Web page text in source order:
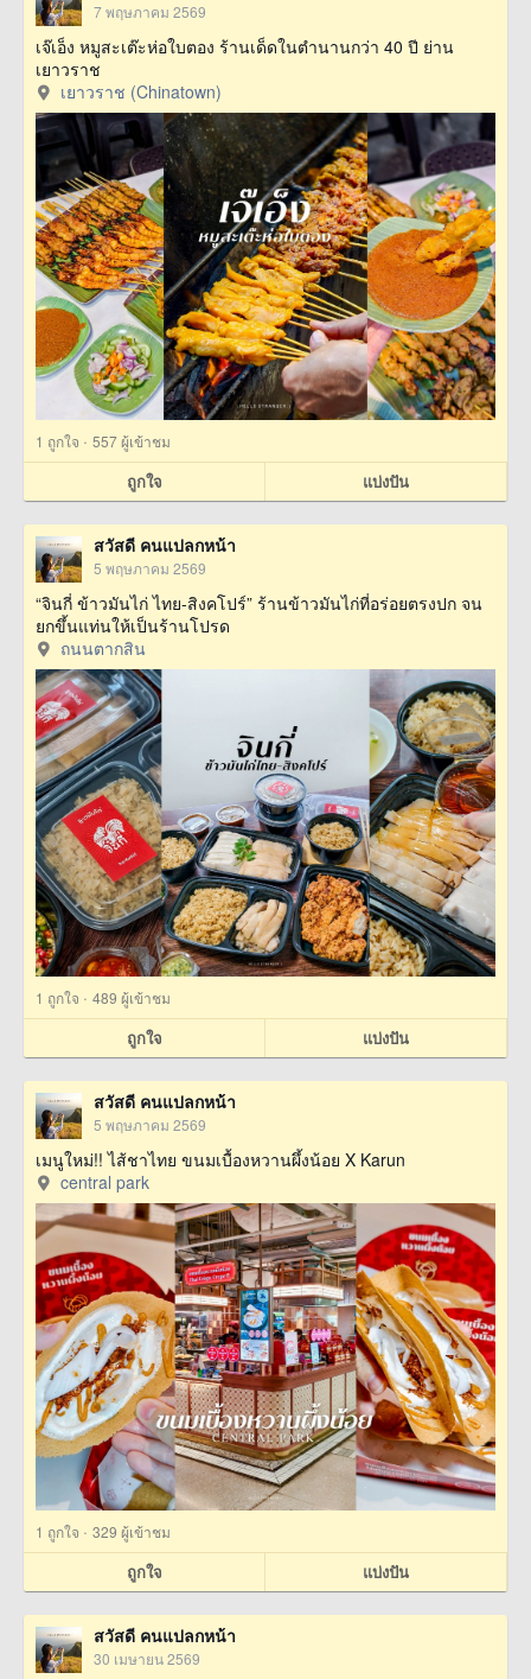
7 พฤษภาคม 2569
เจ๊เอ็ง หมูสะเต๊ะห่อใบตอง ร้านเด็ดในตำนานกว่า 40 ปี ย่าน
เยาวราช
เยาวราช (Chinatown)
1 ถูกใจ · 557 ผู้เข้าชม
ถูกใจ แบ่งปัน
สวัสดี คนแปลกหน้า
5 พฤษภาคม 2569
“จินกี่ ข้าวมันไก่ ไทย-สิงคโปร์” ร้านข้าวมันไก่ที่อร่อยตรงปก จน
ยกขึ้นแท่นให้เป็นร้านโปรด
ถนนตากสิน
1 ถูกใจ · 489 ผู้เข้าชม
ถูกใจ แบ่งปัน
สวัสดี คนแปลกหน้า
5 พฤษภาคม 2569
เมนูใหม่!! ไส้ชาไทย ขนมเบื้องหวานผึ้งน้อย X Karun
central park
1 ถูกใจ · 329 ผู้เข้าชม
ถูกใจ แบ่งปัน
สวัสดี คนแปลกหน้า
30 เมษายน 2569